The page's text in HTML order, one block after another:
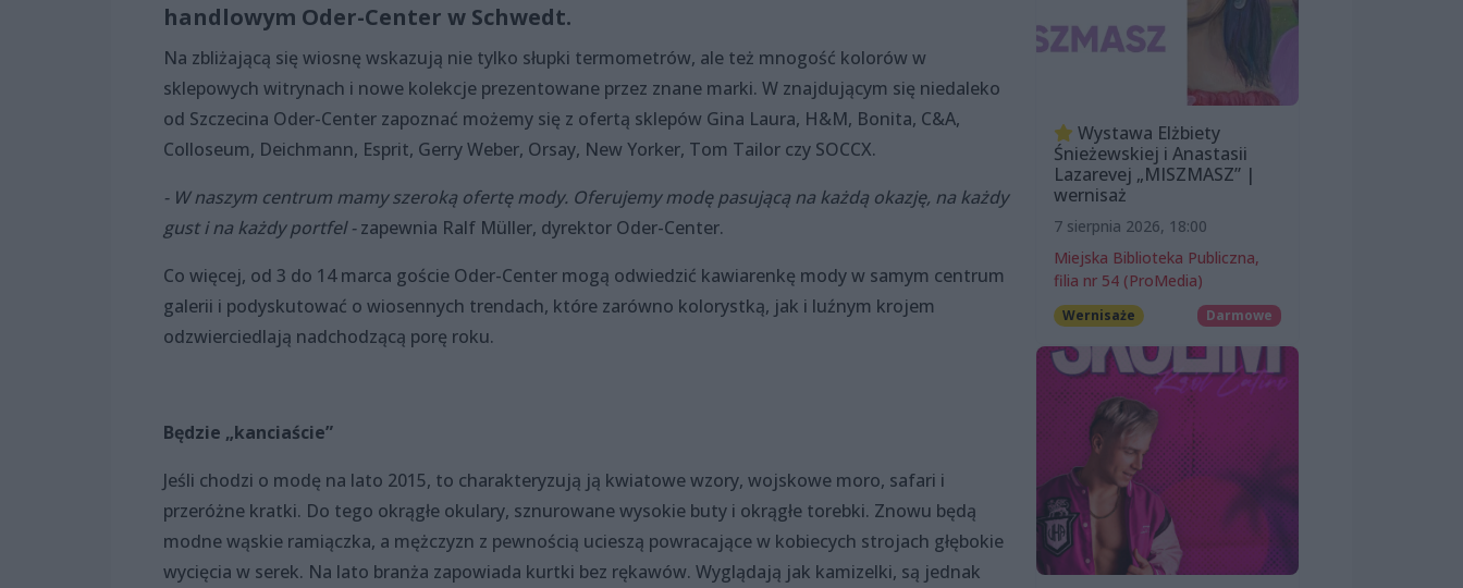
handlowym Oder-Center w Schwedt.
Na zbliżającą się wiosnę wskazują nie tylko słupki termometrów, ale też mnogość kolorów w
sklepowych witrynach i nowe kolekcje prezentowane przez znane marki. W znajdującym się niedaleko
od Szczecina Oder-Center zapoznać możemy się z ofertą sklepów Gina Laura, H&M, Bonita, C&A,
Colloseum, Deichmann, Esprit, Gerry Weber, Orsay, New Yorker, Tom Tailor czy SOCCX.
- W naszym centrum mamy szeroką ofertę mody. Oferujemy modę pasującą na każdą okazję, na każdy
gust i na każdy portfel -zapewnia Ralf Müller, dyrektor Oder-Center.
Co więcej, od 3 do 14 marca goście Oder-Center mogą odwiedzić kawiarenkę mody w samym centrum
galerii i podyskutować o wiosennych trendach, które zarówno kolorystką, jak i luźnym krojem
odzwierciedlają nadchodzącą porę roku.
Będzie „kanciaście”
Jeśli chodzi o modę na lato 2015, to charakteryzują ją kwiatowe wzory, wojskowe moro, safari i
przeróżne kratki. Do tego okrągłe okulary, sznurowane wysokie buty i okrągłe torebki. Znowu będą
modne wąskie ramiączka, a mężczyzn z pewnością ucieszą powracające w kobiecych strojach głębokie
wycięcia w serek. Na lato branża zapowiada kurtki bez rękawów. Wyglądają jak kamizelki, są jednak
Wystawa Elżbiety
Śnieżewskiej i Anastasii
Lazarevej „MISZMASZ” |
wernisaż
7 sierpnia 2026, 18:00
Miejska Biblioteka Publiczna,
filia nr 54 (ProMedia)
Wernisaże Darmowe